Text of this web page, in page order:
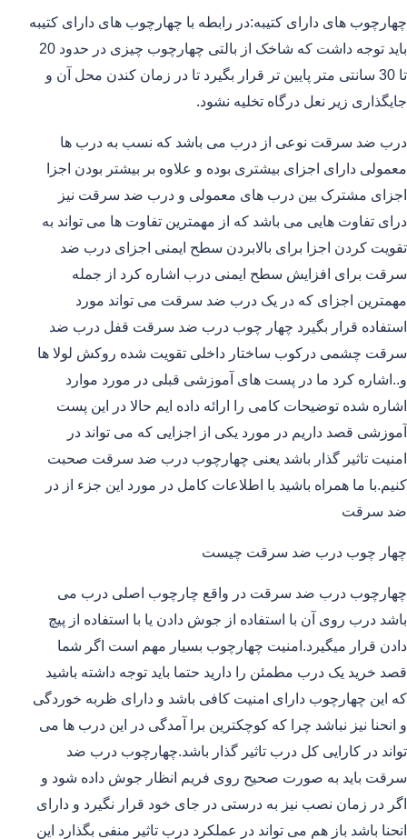
چهارچوب های دارای کتیبه:در رابطه با چهارچوب های دارای کتیبه
باید توجه داشت که شاخک از بالتی چهارچوب چیزی در حدود 20
تا 30 سانتی متر پایین تر قرار بگیرد تا در زمان کندن محل آن و
جایگذاری زیر نعل درگاه تخلیه نشود.
درب ضد سرقت نوعی از درب می باشد که نسب به درب ها
معمولی دارای اجزای بیشتری بوده و علاوه بر بیشتر بودن اجزا
اجزای مشترک بین درب های معمولی و درب ضد سرقت نیز
درای تفاوت هایی می باشد که از مهمترین تفاوت ها می تواند به
تقویت کردن اجزا برای بالابردن سطح ایمنی اجزای درب ضد
سرقت برای افزایش سطح ایمنی درب اشاره کرد از جمله
مهمترین اجزای که در یک درب ضد سرقت می تواند مورد
استفاده قرار بگیرد چهار چوب درب ضد سرقت قفل درب ضد
سرقت چشمی درکوب ساختار داخلی تقویت شده روکش لولا ها
و..اشاره کرد ما در پست های آموزشی قبلی در مورد موارد
اشاره شده توضیحات کامی را ارائه داده ایم حالا در این پست
آموزشی قصد داریم در مورد یکی از اجزایی که می تواند در
امنیت تاثیر گذار باشد یعنی چهارچوب درب ضد سرقت صحبت
کنیم.با ما همراه باشید با اطلاعات کامل در مورد این جزء از در
ضد سرقت
چهار چوب درب ضد سرقت چیست
چهارچوب درب ضد سرقت در واقع چارچوب اصلی درب می
باشد درب روی آن با استفاده از جوش دادن یا با استفاده از پیچ
دادن قرار میگیرد.امنیت چهارچوب بسیار مهم است اگر شما
قصد خرید یک درب مطمئن را دارید حتما باید توجه داشته باشید
که این چهارچوب دارای امنیت کافی باشد و دارای ظربه خوردگی
و انحنا نیز نباشد چرا که کوچکترین برا آمدگی در این درب ها می
تواند در کارایی کل درب تاثیر گذار باشد.چهارچوب درب ضد
سرقت باید به صورت صحیح روی فریم انظار جوش داده شود و
اگر در زمان نصب نیز به درستی در جای خود قرار نگیرد و دارای
انحنا باشد باز هم می تواند در عملکرد درب تاثیر منفی بگذارد این